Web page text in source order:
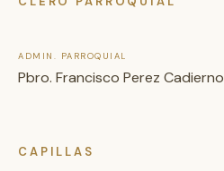
ADMIN. PARROQUIAL
Pbro. Francisco Perez Cadierno
CAPILLAS